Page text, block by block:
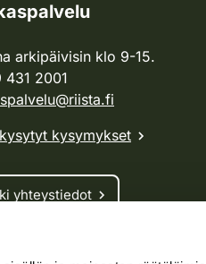
arkipäivisin klo 9-15.
431 2001
kysymykset
yhteystiedot
asiat